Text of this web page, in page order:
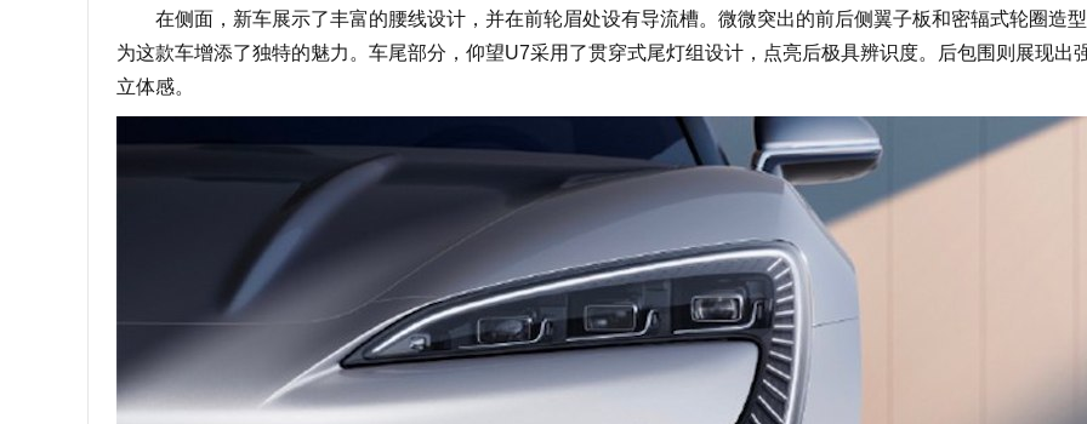
在侧面，新车展示了丰富的腰线设计，并在前轮眉处设有导流槽。微微突出的前后侧翼子板和密辐式轮圈造
为这款车增添了独特的魅力。车尾部分，仰望U7采用了贯穿式尾灯组设计，点亮后极具辨识度。后包围则展现出
立体感。